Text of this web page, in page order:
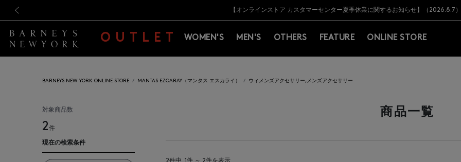
新規登録のお客様も対象！＜MY BARNEYS＞会員のお客様は11,000円（税込）以上のお買上げで常時送料無料
【夏季休業に伴う出荷一時停止のお知らせ】(2026.8.7)
【オンラインストア カスタマーセンター夏季休業に関するお知らせ】（2026.8.7）
【夏季休業に伴う返品・交換承り一時停止のお知らせ】（2026.8.5）
熊本県を中心とした地震の影響によるお荷物のお届けについて
【開催中】SUMMER SALEのご案内・ご注意事項
新規登録のお客様も対象！＜MY BARNEYS＞会員のお客様は11,000円（税込）以上のお買上げで常時送料無料
【夏季休業に伴う出荷一時停止のお知らせ】(2026.8.7)
OUTLET WOMEN'S MEN'S OTHERS FEATURE ONLINE STORE
BARNEYS NEW YORK ONLINE STORE MANTAS EZCARAY（マンタス エスカライ） ウィメンズアクセサリー,メンズアクセサリー
対象商品数
2件
現在の検索条件
商品一覧